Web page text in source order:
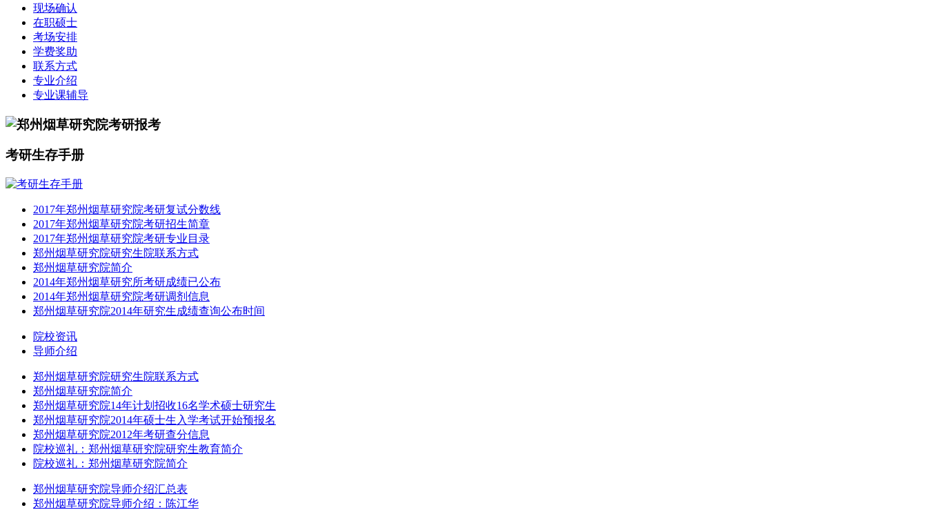
现场确认
在职硕士
考场安排
学费奖助
联系方式
专业介绍
专业课辅导
考研生存手册
2017年郑州烟草研究院考研复试分数线
2017年郑州烟草研究院考研招生简章
2017年郑州烟草研究院考研专业目录
郑州烟草研究院研究生院联系方式
郑州烟草研究院简介
2014年郑州烟草研究所考研成绩已公布
2014年郑州烟草研究院考研调剂信息
郑州烟草研究院2014年研究生成绩查询公布时间
院校资讯
导师介绍
郑州烟草研究院研究生院联系方式
郑州烟草研究院简介
郑州烟草研究院14年计划招收16名学术硕士研究生
郑州烟草研究院2014年硕士生入学考试开始预报名
郑州烟草研究院2012年考研查分信息
院校巡礼：郑州烟草研究院研究生教育简介
院校巡礼：郑州烟草研究院简介
郑州烟草研究院导师介绍汇总表
郑州烟草研究院导师介绍：陈江华